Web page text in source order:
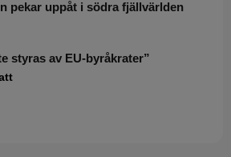
pekar uppåt i södra fjällvärlden
styras av EU-byråkrater”